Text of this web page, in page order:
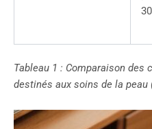
Tableau 1 : Comparaison des
destinés aux soins de la